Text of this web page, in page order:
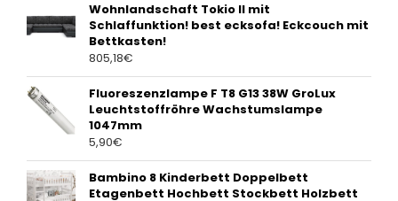
Wohnlandschaft Tokio II mit
Schlaffunktion! best ecksofa! Eckcouch mit
Bettkasten!
805,18€
Fluoreszenzlampe F T8 G13 38W GroLux
Leuchtstoffröhre Wachstumslampe
1047mm
5,90€
Bambino 8 Kinderbett Doppelbett
Etagenbett Hochbett Stockbett Holzbett